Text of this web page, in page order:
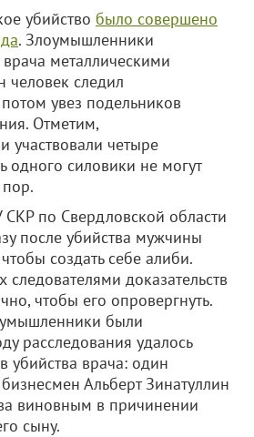
убийство было совершено
. Злоумышленники
металлическими
человек следил
увез подельников
Отметим,
участвовали четыре
одного силовики не могут
пор.
СКР по Свердловской области
после убийства мужчины
создать себе алиби.
доказательств
чтобы его опровергнуть.
были
расследования удалось
убийства врача: один
Альберт Зинатуллин
виновным в причинении
сыну.